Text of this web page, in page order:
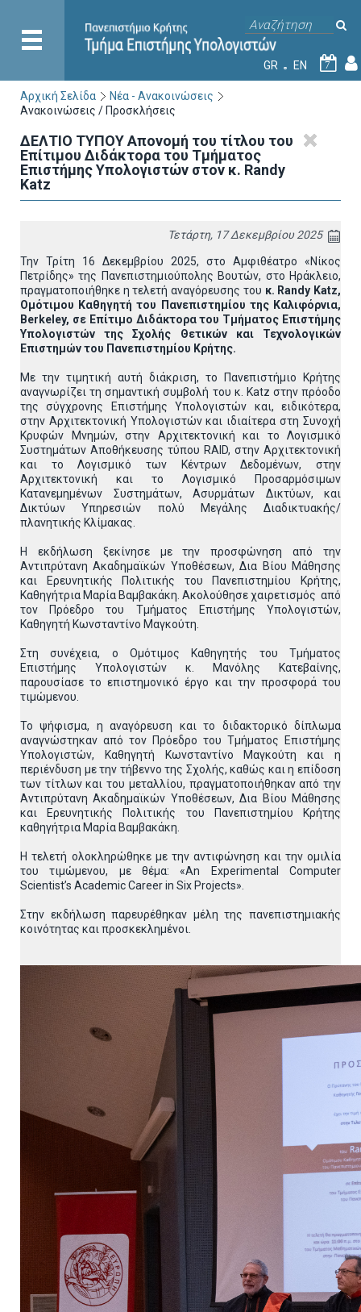
GR EN 7
Αρχική Σελίδα
Νέα - Ανακοινώσεις
Ανακοινώσεις / Προσκλήσεις
ΔΕΛΤΙΟ ΤΥΠΟΥ Απονομή του τίτλου του
Επίτιμου Διδάκτορα του Τμήματος
Επιστήμης Υπολογιστών στον κ. Randy
Katz
Τετάρτη, 17 Δεκεμβρίου 2025
Την Τρίτη 16 Δεκεμβρίου 2025, στο Αμφιθέατρο «Νίκος
Πετρίδης» της Πανεπιστημιούπολης Βουτών, στο Ηράκλειο,
πραγματοποιήθηκε η τελετή αναγόρευσης του κ. Randy Katz,
Ομότιμου Καθηγητή του Πανεπιστημίου της Καλιφόρνια,
Berkeley, σε Επίτιμο Διδάκτορα του Τμήματος Επιστήμης
Υπολογιστών της Σχολής Θετικών και Τεχνολογικών
Επιστημών του Πανεπιστημίου Κρήτης.
Με την τιμητική αυτή διάκριση, το Πανεπιστήμιο Κρήτης
αναγνωρίζει τη σημαντική συμβολή του κ. Katz στην πρόοδο
της σύγχρονης Επιστήμης Υπολογιστών και, ειδικότερα,
στην Αρχιτεκτονική Υπολογιστών και ιδιαίτερα στη Συνοχή
Κρυφών Μνημών, στην Αρχιτεκτονική και το Λογισμικό
Συστημάτων Αποθήκευσης τύπου RAID, στην Αρχιτεκτονική
και το Λογισμικό των Κέντρων Δεδομένων, στην
Αρχιτεκτονική και το Λογισμικό Προσαρμόσιμων
Κατανεμημένων Συστημάτων, Ασυρμάτων Δικτύων, και
Δικτύων Υπηρεσιών πολύ Μεγάλης Διαδικτυακής/
πλανητικής Κλίμακας.
Η εκδήλωση ξεκίνησε με την προσφώνηση από την
Αντιπρύτανη Ακαδημαϊκών Υποθέσεων, Δια Βίου Μάθησης
και Ερευνητικής Πολιτικής του Πανεπιστημίου Κρήτης,
Καθηγήτρια Μαρία Βαμβακάκη. Ακολούθησε χαιρετισμός από
τον Πρόεδρο του Τμήματος Επιστήμης Υπολογιστών,
Καθηγητή Κωνσταντίνο Μαγκούτη.
Στη συνέχεια, ο Ομότιμος Καθηγητής του Τμήματος
Επιστήμης Υπολογιστών κ. Μανόλης Κατεβαίνης,
παρουσίασε το επιστημονικό έργο και την προσφορά του
τιμώμενου.
Το ψήφισμα, η αναγόρευση και το διδακτορικό δίπλωμα
αναγνώστηκαν από τον Πρόεδρο του Τμήματος Επιστήμης
Υπολογιστών, Καθηγητή Κωνσταντίνο Μαγκούτη και η
περιένδυση με την τήβεννο της Σχολής, καθώς και η επίδοση
των τίτλων και του μεταλλίου, πραγματοποιήθηκαν από την
Αντιπρύτανη Ακαδημαϊκών Υποθέσεων, Δια Βίου Μάθησης
και Ερευνητικής Πολιτικής του Πανεπιστημίου Κρήτης
καθηγήτρια Μαρία Βαμβακάκη.
Η τελετή ολοκληρώθηκε με την αντιφώνηση και την ομιλία
του τιμώμενου, με θέμα: «An Experimental Computer
Scientist’s Academic Career in Six Projects».
Στην εκδήλωση παρευρέθηκαν μέλη της πανεπιστημιακής
κοινότητας και προσκεκλημένοι.